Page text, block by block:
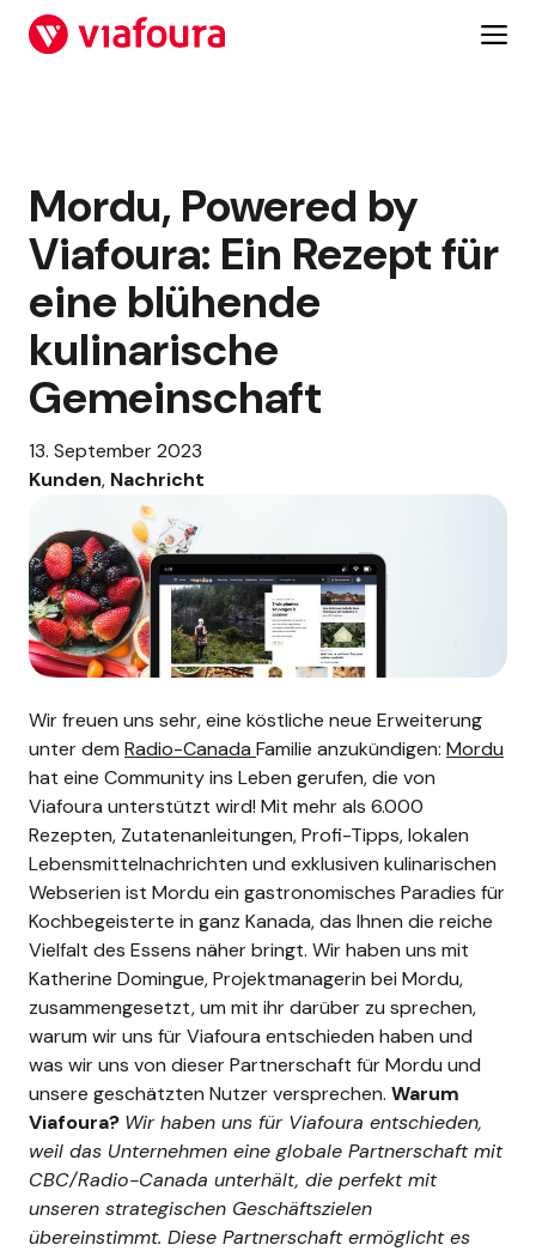
Inhalt
Mordu, Powered by
Viafoura: Ein Rezept für
eine blühende
kulinarische
Gemeinschaft
13. September 2023
Kunden, Nachricht
Wir freuen uns sehr, eine köstliche neue Erweiterung
unter dem Radio-Canada Familie anzukündigen: Mordu
hat eine Community ins Leben gerufen, die von
Viafoura unterstützt wird! Mit mehr als 6.000
Rezepten, Zutatenanleitungen, Profi-Tipps, lokalen
Lebensmittelnachrichten und exklusiven kulinarischen
Webserien ist Mordu ein gastronomisches Paradies für
Kochbegeisterte in ganz Kanada, das Ihnen die reiche
Vielfalt des Essens näher bringt. Wir haben uns mit
Katherine Domingue, Projektmanagerin bei Mordu,
zusammengesetzt, um mit ihr darüber zu sprechen,
warum wir uns für Viafoura entschieden haben und
was wir uns von dieser Partnerschaft für Mordu und
unsere geschätzten Nutzer versprechen. Warum
Viafoura? Wir haben uns für Viafoura entschieden,
weil das Unternehmen eine globale Partnerschaft mit
CBC/Radio-Canada unterhält, die perfekt mit
unseren strategischen Geschäftszielen
übereinstimmt. Diese Partnerschaft ermöglicht es